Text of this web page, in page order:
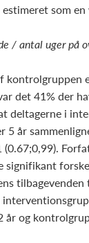
estimeret som
/ antal uger på
kontrolgruppen
det 41% der
deltagerne i
5 år
signifikant
år og